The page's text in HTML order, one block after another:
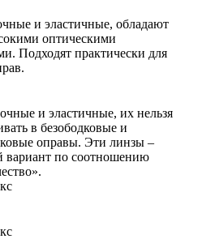
и эластичные, обладают
оптическими
Подходят практически для
и эластичные, их нельзя
в безободковые и
оправы. Эти линзы –
вариант по соотношению